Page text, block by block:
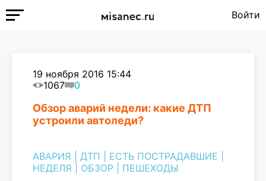
Войти
19 ноября 2016 15:44
1067
0
Обзор аварий недели: какие ДТП
устроили автоледи?
АВАРИЯ ДТП ЕСТЬ ПОСТРАДАВШИЕ
НЕДЕЛЯ
ОБЗОР ПЕШЕХОДЫ